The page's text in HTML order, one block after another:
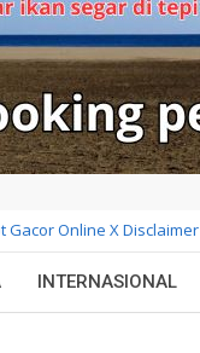
Gacor Online X Disclaimer
INTERNASIONAL